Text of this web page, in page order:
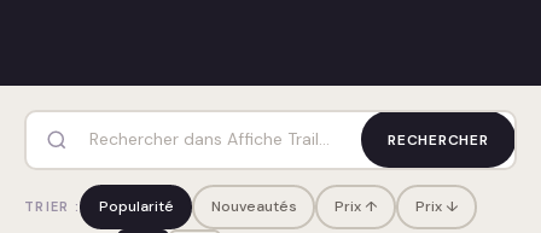
RECHERCHER
TRIER : Popularité Nouveautés Prix ↑ Prix ↓